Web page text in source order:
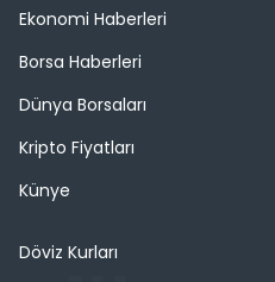
Ekonomi Haberleri
Borsa Haberleri
Dünya Borsaları
Kripto Fiyatları
Künye
Döviz Kurları